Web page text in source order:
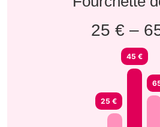
25 € –
25 €
45 €